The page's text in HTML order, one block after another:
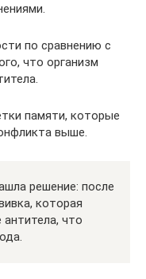
по сравнению с
что организм
памяти, которые
выше.
решение: после
которая
что